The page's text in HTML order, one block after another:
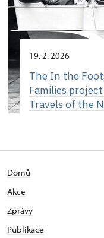
19. 2. 2026
The In the
Families
Travels of the
Domů
Akce
Zprávy
Publikace